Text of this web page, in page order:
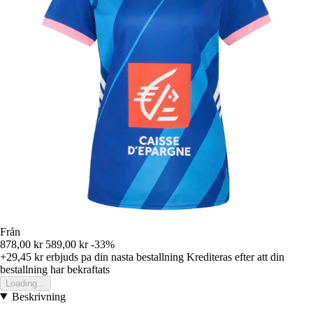
Från
878,00 kr 589,00 kr -33%
+29,45 krerbjuds pa din nasta bestallning Krediteras efter att din
bestallning har bekraftats
Loading...
Beskrivning